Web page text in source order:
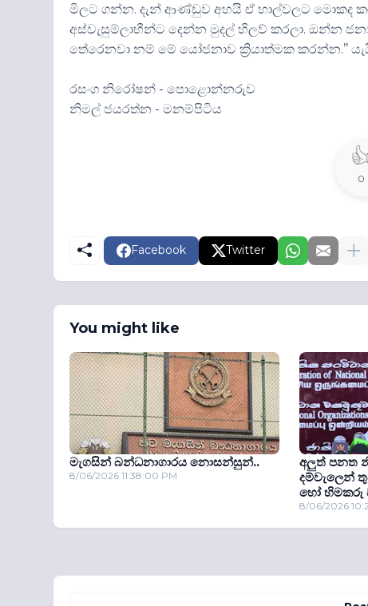
මිලට ගන්න. දැන් ආණ්ඩුව අහයි ඒ හාල්වලට මොකද
අස්වැසුම්ලාභීන්ට දෙන්න මුදල් හිලව් කරලා. ඔන්න
තේරෙනවා නම් මේ යෝජනාව ක්‍රියාත්මක කරන්න.’’
රසංග නිරෝෂන් - පොළොන්නරුව
නිමල් ජයරත්න - මනම්පිටිය
0
Facebook Twitter
You might like
මැගසින් බන්ධනාගාරය නොසන්සුන්..
8/06/2026 11:38:00 PM
අලුත් පනත
දම්වැලෙන්
හෝ හිමකරු
8/06/2026